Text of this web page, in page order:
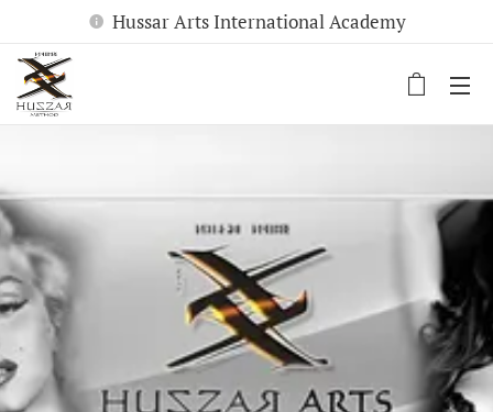
Hussar Arts International Academy